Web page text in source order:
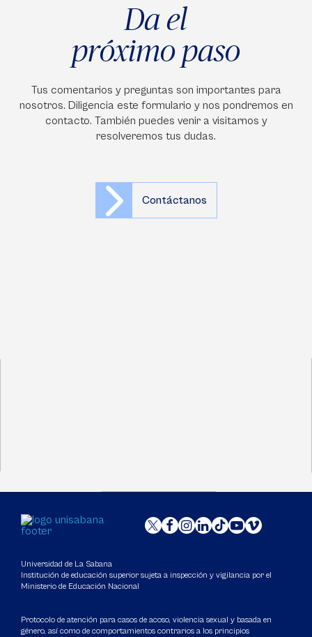
Da el
próximo paso
Tus comentarios y preguntas son importantes para
nosotros. Diligencia este formulario y nos pondremos en
contacto. También puedes venir a visitarnos y
resolveremos tus dudas.
Contáctanos
Universidad de La Sabana
Institución de educación superior sujeta a inspección y vigilancia por el
Ministerio de Educación Nacional
Protocolo de atención para casos de acoso, violencia sexual y basada en
género, así como de comportamientos contrarios a los principios